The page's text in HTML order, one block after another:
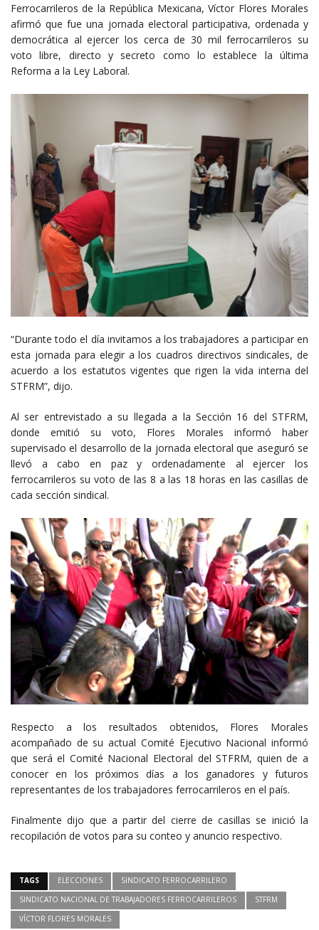
Ferrocarrileros de la República Mexicana, Víctor Flores Morales
afirmó que fue una jornada electoral participativa, ordenada y
democrática al ejercer los cerca de 30 mil ferrocarrileros su
voto libre, directo y secreto como lo establece la última
Reforma a la Ley Laboral.
“Durante todo el día invitamos a los trabajadores a participar en
esta jornada para elegir a los cuadros directivos sindicales, de
acuerdo a los estatutos vigentes que rigen la vida interna del
STFRM”, dijo.
Al ser entrevistado a su llegada a la Sección 16 del STFRM,
donde emitió su voto, Flores Morales informó haber
supervisado el desarrollo de la jornada electoral que aseguró se
llevó a cabo en paz y ordenadamente al ejercer los
ferrocarrileros su voto de las 8 a las 18 horas en las casillas de
cada sección sindical.
Respecto a los resultados obtenidos, Flores Morales
acompañado de su actual Comité Ejecutivo Nacional informó
que será el Comité Nacional Electoral del STFRM, quien de a
conocer en los próximos días a los ganadores y futuros
representantes de los trabajadores ferrocarrileros en el país.
Finalmente dijo que a partir del cierre de casillas se inició la
recopilación de votos para su conteo y anuncio respectivo.
TAGS ELECCIONES
SINDICATO FERROCARRILERO
SINDICATO NACIONAL DE TRABAJADORES FERROCARRILEROS
STFRM
VÍCTOR FLORES MORALES